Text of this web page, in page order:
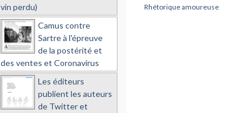
Rhétorique amoureuse
vin perdu)
Camus contre
Sartre à l'épreuve
de la postérité et
des ventes et Coronavirus
Les éditeurs
publient les auteurs
de Twitter et